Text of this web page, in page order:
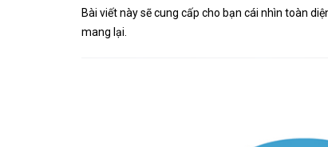
Bài viết này sẽ cung cấp cho bạn cái nhìn toàn
mang lại.